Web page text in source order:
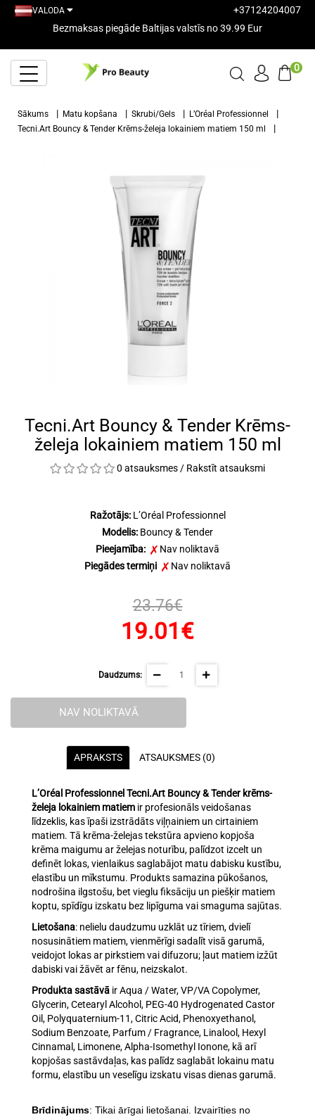
VALODA
+37124204007
Bezmaksas piegāde Baltijas valstīs no 39.99 Eur
0
Sākums Matu kopšana Skrubi/Gels
L’Oréal Professionnel
Tecni.Art Bouncy & Tender Krēms-želeja lokainiem matiem 150 ml
Tecni.Art Bouncy & Tender Krēms-
želeja lokainiem matiem 150 ml
0 atsauksmes / Rakstīt atsauksmi
Ražotājs: L’Oréal Professionnel
Modelis: Bouncy & Tender
Pieejamība:
Nav noliktavā
Piegādes termiņi
Nav noliktavā
23.76€
19.01€
Daudzums:
NAV NOLIKTAVĀ
APRAKSTS ATSAUKSMES (0)
L’Oréal Professionnel Tecni.Art Bouncy & Tender krēms-
želeja lokainiem matiem ir profesionāls veidošanas
līdzeklis, kas īpaši izstrādāts viļņainiem un cirtainiem
matiem. Tā krēma-želejas tekstūra apvieno kopjoša
krēma maigumu ar želejas noturību, palīdzot izcelt un
definēt lokas, vienlaikus saglabājot matu dabisku kustību,
elastību un mīkstumu. Produkts samazina pūkošanos,
nodrošina ilgstošu, bet vieglu fiksāciju un piešķir matiem
koptu, spīdīgu izskatu bez lipīguma vai smaguma sajūtas.
Lietošana: nelielu daudzumu uzklāt uz tīriem, dvielī
nosusinātiem matiem, vienmērīgi sadalīt visā garumā,
veidojot lokas ar pirkstiem vai difuzoru; ļaut matiem izžūt
dabiski vai žāvēt ar fēnu, neizskalot.
Produkta sastāvā ir Aqua / Water, VP/VA Copolymer,
Glycerin, Cetearyl Alcohol, PEG-40 Hydrogenated Castor
Oil, Polyquaternium-11, Citric Acid, Phenoxyethanol,
Sodium Benzoate, Parfum / Fragrance, Linalool, Hexyl
Cinnamal, Limonene, Alpha-Isomethyl Ionone, kā arī
kopjošas sastāvdaļas, kas palīdz saglabāt lokainu matu
formu, elastību un veselīgu izskatu visas dienas garumā.
Brīdinājums: Tikai ārīgai lietošanai. Izvairīties no